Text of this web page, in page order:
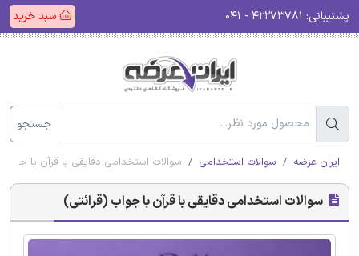
پشتیبانی: سبد خرید
جستجو
ایران عرضه سوالات استخدامی سوالات استخدامی دقایقی با قرآن با جواب
سوالات استخدامی دقایقی با قرآن با جواب (قرائتی)